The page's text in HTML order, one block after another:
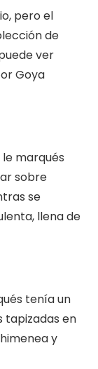
pero el
de
ver
Goya
marqués
sobre
se
llena de
tenía un
tapizadas en
y